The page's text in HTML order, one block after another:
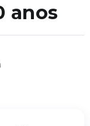
anos